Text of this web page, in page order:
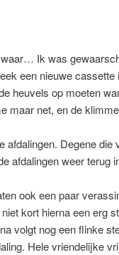
Ik was
een nieuwe
heuvels op moeten
maar net, en de
afdalingen. Degene
afdalingen weer terug
ook een paar
kort hierna een erg
volgt nog een flinke
Hele vriendelijke